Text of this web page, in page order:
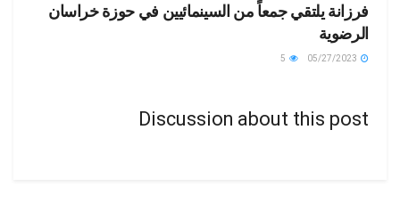
فرزانة يلتقي جمعاً من السينمائيين في حوزة خراسان
الرضوية
Discussion about this post